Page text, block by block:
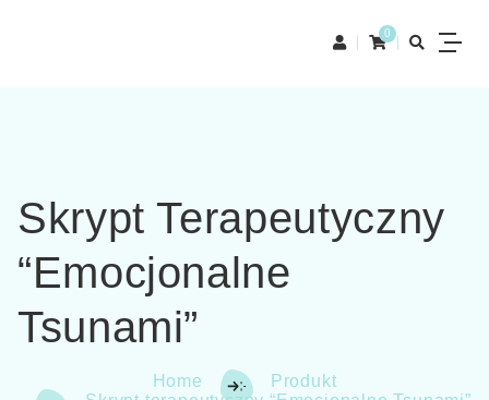
0
Skrypt Terapeutyczny
“Emocjonalne
Tsunami”
Home
Produkt